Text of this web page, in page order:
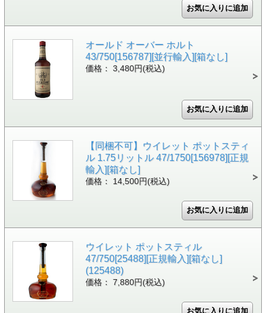
オールド オーバー ホルト
43/750[156787][並行輸入][箱なし]
価格： 3,480円(税込)
【同梱不可】ウイレット ポットスティ
ル 1.75リットル 47/1750[156978][正規
輸入][箱なし]
価格： 14,500円(税込)
ウイレット ポットスティル
47/750[25488][正規輸入][箱なし]
(125488)
価格： 7,880円(税込)